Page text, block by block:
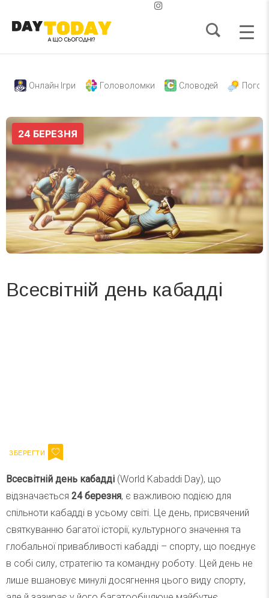
Онлайн Ігри Головоломки Словодей
Всесвітній день кабадді
Всесвітній день кабадді (World Kabaddi Day), що
відзначається 24 березня, є важливою подією для
спільноти кабадді в усьому світі. Це день, присвячений
святкуванню багатої історії, культурного значення та
глобальної привабливості кабадді – спорту, що поєднує
в собі силу, стратегію та командну роботу. Цей день не
лише вшановує минулі досягнення цього виду спорту,